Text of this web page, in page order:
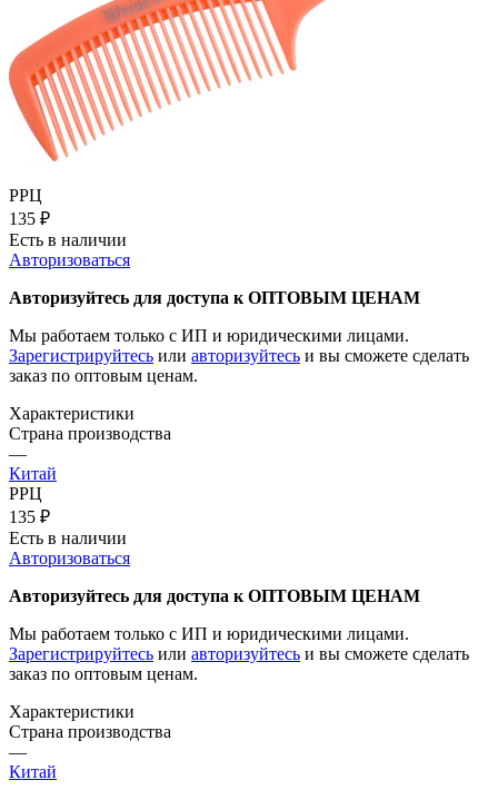
РРЦ
135 ₽
Есть в наличии
Авторизоваться
Авторизуйтесь для доступа к ОПТОВЫМ ЦЕНАМ
Мы работаем только с ИП и юридическими лицами.
Зарегистрируйтесь или авторизуйтесь и вы сможете сделать
заказ по оптовым ценам.
Характеристики
Страна производства
—
Китай
РРЦ
135 ₽
Есть в наличии
Авторизоваться
Авторизуйтесь для доступа к ОПТОВЫМ ЦЕНАМ
Мы работаем только с ИП и юридическими лицами.
Зарегистрируйтесь или авторизуйтесь и вы сможете сделать
заказ по оптовым ценам.
Характеристики
Страна производства
—
Китай